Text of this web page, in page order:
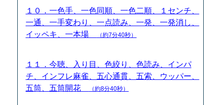
１０．一色手、一色同順、一色二順、１センチ、
一通、一手変わり、一点読み、一発、一発消し、
イッペキ、一本場
（約7分40秒）
１１．今聴、入り目、色絞り、色読み、インパ
チ、インフレ麻雀、五心通貫、五索、ウッパー、
五筒、五筒開花
（約8分40秒）